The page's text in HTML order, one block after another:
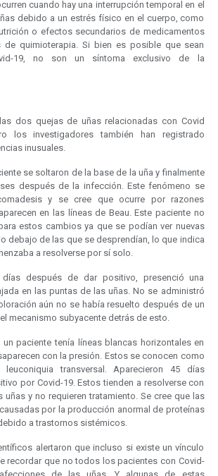
cuando hay una interrupción temporal en el
debido a un estrés físico en el cuerpo, como
o efectos secundarios de medicamentos
quimioterapia. Si bien es posible que sean
19, no son un síntoma exclusivo de la
dos quejas de uñas relacionadas con Covid
los investigadores también han registrado
inusuales.
se soltaron de la base de la uña y finalmente
después de la infección. Este fenómeno se
y se cree que ocurre por razones
en las líneas de Beau. Este paciente no
estos cambios ya que se podían ver nuevas
debajo de las que se desprendían, lo que indica
a resolverse por sí solo.
días después de dar positivo, presenció una
en las puntas de las uñas. No se administró
aún no se había resuelto después de un
mecanismo subyacente detrás de esto.
paciente tenía líneas blancas horizontales en
con la presión. Estos se conocen como
transversal. Aparecieron 45 días
por Covid-19. Estos tienden a resolverse con
uñas y no requieren tratamiento. Se cree que las
por la producción anormal de proteínas
a trastornos sistémicos.
alertaron que incluso si existe un vínculo
recordar que no todos los pacientes con Covid-